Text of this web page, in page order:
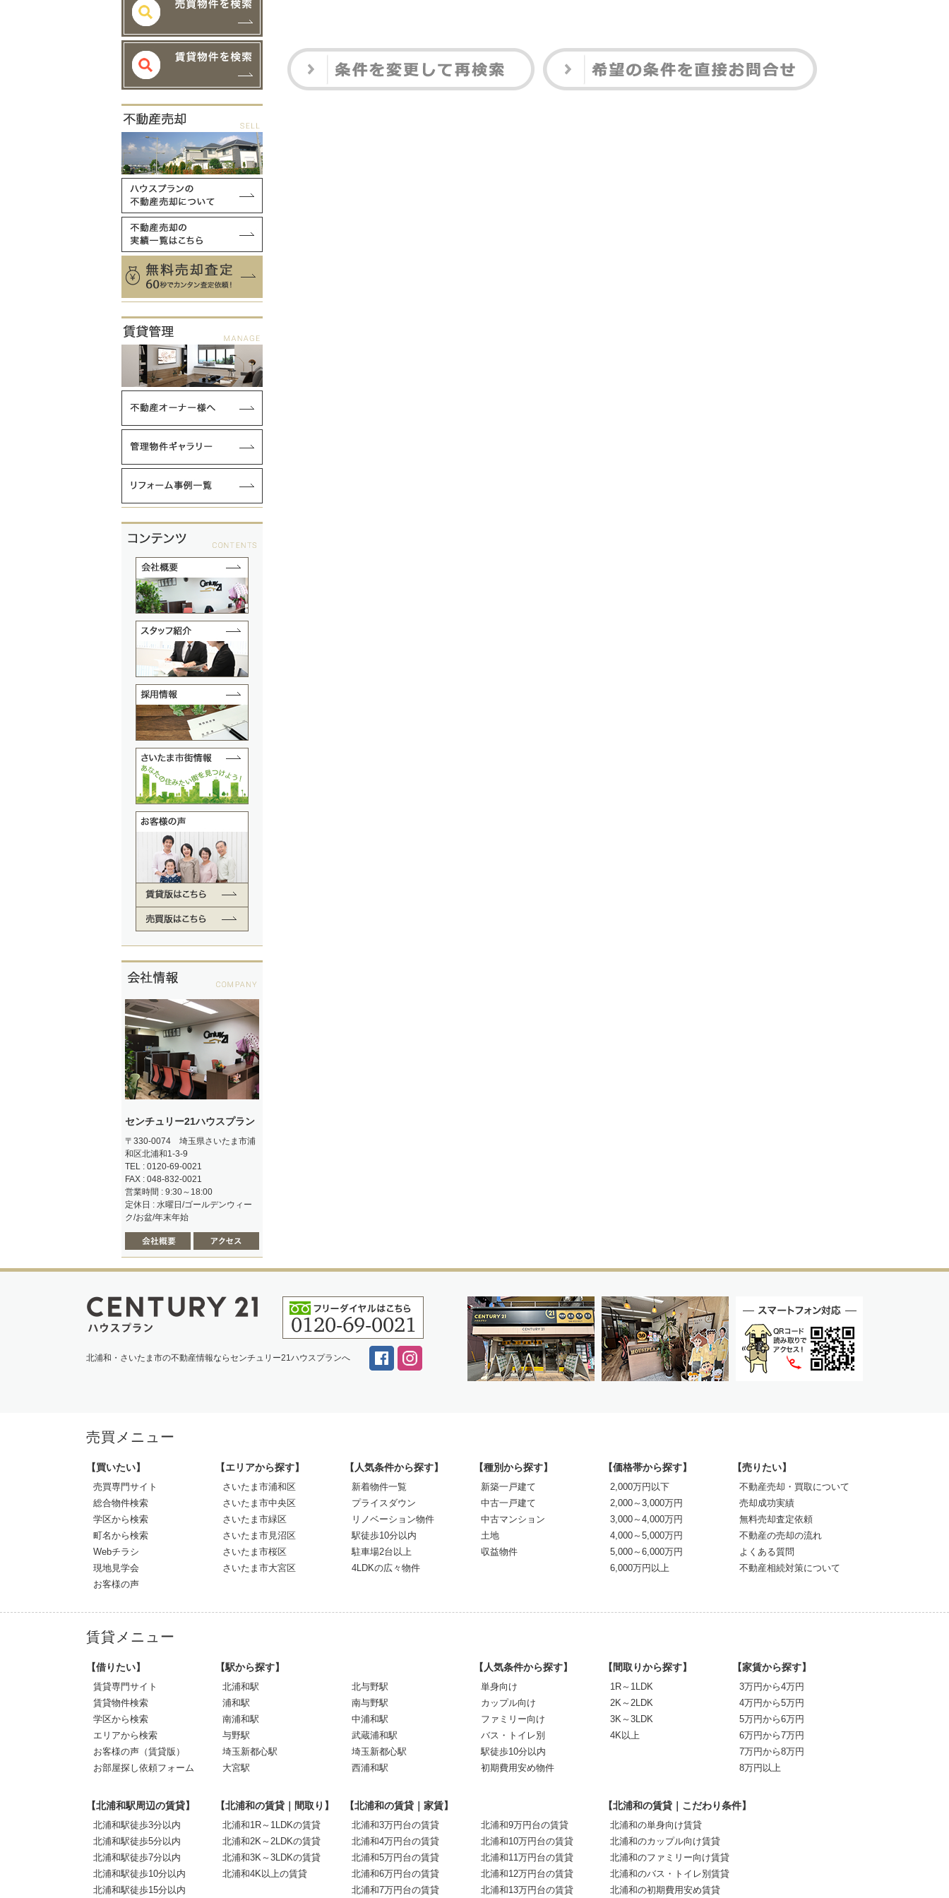
センチュリー21ハウスプラン
〒330-0074 埼玉県さいたま市浦
和区北浦和1-3-9
TEL : 0120-69-0021
FAX : 048-832-0021
営業時間 : 9:30～18:00
定休日 : 水曜日/ゴールデンウィー
ク/お盆/年末年始
北浦和・さいたま市の不動産情報ならセンチュリー21ハウスプランへ
売買メニュー
【買いたい】
売買専門サイト
総合物件検索
学区から検索
町名から検索
Webチラシ
現地見学会
お客様の声
【エリアから探す】
さいたま市浦和区
さいたま市中央区
さいたま市緑区
さいたま市見沼区
さいたま市桜区
さいたま市大宮区
【人気条件から探す】
新着物件一覧
プライスダウン
リノベーション物件
駅徒歩10分以内
駐車場2台以上
4LDKの広々物件
【種別から探す】
新築一戸建て
中古一戸建て
中古マンション
土地
収益物件
【価格帯から探す】
2,000万円以下
2,000～3,000万円
3,000～4,000万円
4,000～5,000万円
5,000～6,000万円
6,000万円以上
【売りたい】
不動産売却・買取について
売却成功実績
無料売却査定依頼
不動産の売却の流れ
よくある質問
不動産相続対策について
賃貸メニュー
【借りたい】
賃貸専門サイト
賃貸物件検索
学区から検索
エリアから検索
お客様の声（賃貸版）
お部屋探し依頼フォーム
【駅から探す】
北浦和駅
浦和駅
南浦和駅
与野駅
埼玉新都心駅
大宮駅
北与野駅
南与野駅
中浦和駅
武蔵浦和駅
埼玉新都心駅
西浦和駅
【人気条件から探す】
単身向け
カップル向け
ファミリー向け
バス・トイレ別
駅徒歩10分以内
初期費用安め物件
【間取りから探す】
1R～1LDK
2K～2LDK
3K～3LDK
4K以上
【家賃から探す】
3万円から4万円
4万円から5万円
5万円から6万円
6万円から7万円
7万円から8万円
8万円以上
【北浦和駅周辺の賃貸】
北浦和駅徒歩3分以内
北浦和駅徒歩5分以内
北浦和駅徒歩7分以内
北浦和駅徒歩10分以内
北浦和駅徒歩15分以内
【北浦和の賃貸｜間取り】
北浦和1R～1LDKの賃貸
北浦和2K～2LDKの賃貸
北浦和3K～3LDKの賃貸
北浦和4K以上の賃貸
【北浦和の賃貸｜家賃】
北浦和3万円台の賃貸
北浦和4万円台の賃貸
北浦和5万円台の賃貸
北浦和6万円台の賃貸
北浦和7万円台の賃貸
北浦和9万円台の賃貸
北浦和10万円台の賃貸
北浦和11万円台の賃貸
北浦和12万円台の賃貸
北浦和13万円台の賃貸
【北浦和の賃貸｜こだわり条件】
北浦和の単身向け賃貸
北浦和のカップル向け賃貸
北浦和のファミリー向け賃貸
北浦和のバス・トイレ別賃貸
北浦和の初期費用安め賃貸